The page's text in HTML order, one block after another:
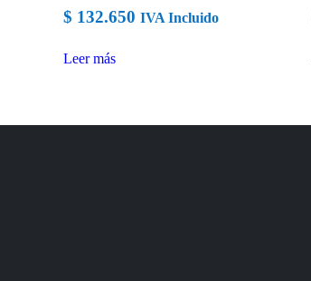
$ 132.650 IVA Incluido
Leer más